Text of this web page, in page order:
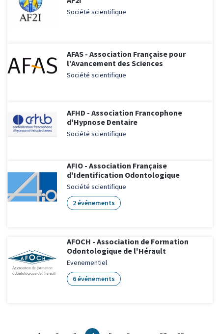
Société scientifique
AFAS - Association Française pour
l’Avancement des Sciences
Société scientifique
AFHD - Association Francophone
d'Hypnose Dentaire
Société scientifique
AFIO - Association Française
d'Identification Odontologique
Société scientifique
2 événements
AFOCH - Association de Formation
Odontologique de l'Hérault
Evenementiel
6 événements